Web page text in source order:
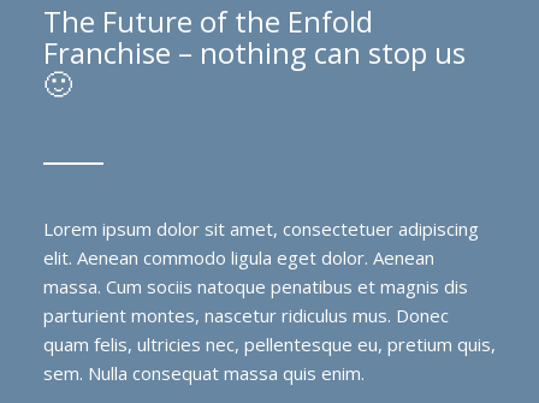
The Future of the Enfold
Franchise – nothing can stop us
🙂
Lorem ipsum dolor sit amet, consectetuer adipiscing
elit. Aenean commodo ligula eget dolor. Aenean
massa. Cum sociis natoque penatibus et magnis dis
parturient montes, nascetur ridiculus mus. Donec
quam felis, ultricies nec, pellentesque eu, pretium quis,
sem. Nulla consequat massa quis enim.